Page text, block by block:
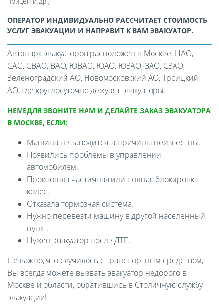
ОПЕРАТОР ИНДИВИДУАЛЬНО РАССЧИТАЕТ СТОИМОСТЬ
УСЛУГ ЭВАКУАЦИИ И НАПРАВИТ К ВАМ ЭВАКУАТОР.
Автопарк эвакуаторов расположен в Москве: ЦАО,
САО, СВАО, ВАО, ЮВАО, ЮАО, ЮЗАО, ЗАО, СЗАО,
Зеленоградский АО, Новомосковский АО, Троицкий
АО, где круглосуточно дежурят эвакуаторы.
НЕМЕДЛЯ ЗВОНИТЕ НАМ И ДЕЛАЙТЕ ЗАКАЗ ЭВАКУАТОРА
В МОСКВЕ, ЕСЛИ:
Машина не заводится, а причины неизвестны.
Появились проблемы в управлении
автомобилем.
Произошла частичная или полная блокировка
колес.
Отказала тормозная система.
Нужно перевезти машину в другой населенный
пункт.
Нужен эвакуатор после ДТП.
Не важно, что случилось с транспортным средством,
Вы всегда можете вызвать эвакуатор недорого в
Москве и области, обратившись в Столичную службу
эвакуации!